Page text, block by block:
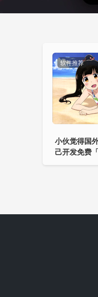
软件推荐
小伙觉得国
己开发免费
定！